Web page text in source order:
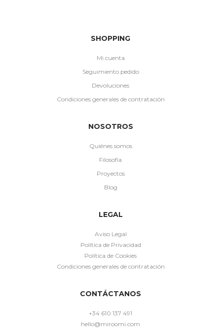
SHOPPING
Mi cuenta
Seguimiento pedido
Devoluciones
Condiciones generales de contratación
NOSOTROS
Quiénes somos
Filosofía
Proyectos
Blog
LEGAL
Aviso Legal
Política de Privacidad
Política de Cookies
Condiciones generales de contratación
CONTÁCTANOS
+34 610 137 491
hello@miroomi.com